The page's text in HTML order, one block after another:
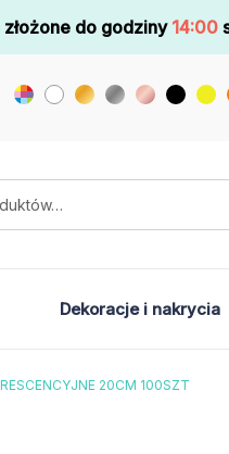
do godziny 14:00
Dekoracje i nakrycia
20CM 100SZT